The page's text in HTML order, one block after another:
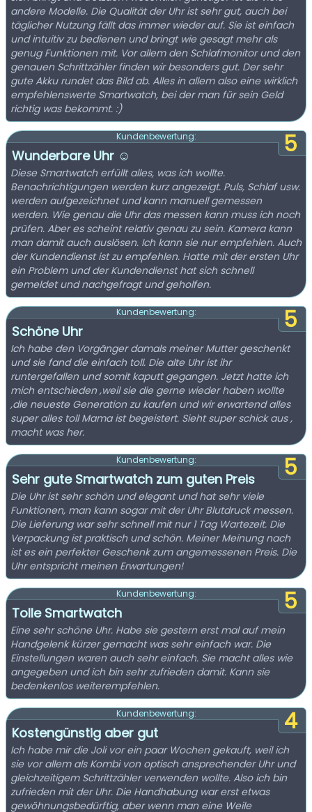
andere Modelle. Die Qualität der Uhr ist sehr gut, auch bei
täglicher Nutzung fällt das immer wieder auf. Sie ist einfach
und intuitiv zu bedienen und bringt wie gesagt mehr als
genug Funktionen mit. Vor allem den Schlafmonitor und den
genauen Schrittzähler finden wir besonders gut. Der sehr
gute Akku rundet das Bild ab. Alles in allem also eine wirklich
empfehlenswerte Smartwatch, bei der man für sein Geld
richtig was bekommt. :)
5
Kundenbewertung:
Wunderbare Uhr ☺️
Diese Smartwatch erfüllt alles, was ich wollte.
Benachrichtigungen werden kurz angezeigt. Puls, Schlaf usw.
werden aufgezeichnet und kann manuell gemessen
werden. Wie genau die Uhr das messen kann muss ich noch
prüfen. Aber es scheint relativ genau zu sein. Kamera kann
man damit auch auslösen. Ich kann sie nur empfehlen. Auch
der Kundendienst ist zu empfehlen. Hatte mit der ersten Uhr
ein Problem und der Kundendienst hat sich schnell
gemeldet und nachgefragt und geholfen.
5
Kundenbewertung:
Schöne Uhr
Ich habe den Vorgänger damals meiner Mutter geschenkt
und sie fand die einfach toll. Die alte Uhr ist ihr
runtergefallen und somit kaputt gegangen. Jetzt hatte ich
mich entschieden ,weil sie die gerne wieder haben wollte
,die neueste Generation zu kaufen und wir erwartend alles
super alles toll Mama ist begeistert. Sieht super schick aus ,
macht was her.
5
Kundenbewertung:
Sehr gute Smartwatch zum guten Preis
Die Uhr ist sehr schön und elegant und hat sehr viele
Funktionen, man kann sogar mit der Uhr Blutdruck messen.
Die Lieferung war sehr schnell mit nur 1 Tag Wartezeit. Die
Verpackung ist praktisch und schön. Meiner Meinung nach
ist es ein perfekter Geschenk zum angemessenen Preis. Die
Uhr entspricht meinen Erwartungen!
5
Kundenbewertung:
Tolle Smartwatch
Eine sehr schöne Uhr. Habe sie gestern erst mal auf mein
Handgelenk kürzer gemacht was sehr einfach war. Die
Einstellungen waren auch sehr einfach. Sie macht alles wie
angegeben und ich bin sehr zufrieden damit. Kann sie
bedenkenlos weiterempfehlen.
4
Kundenbewertung:
Kostengünstig aber gut
Ich habe mir die Joli vor ein paar Wochen gekauft, weil ich
sie vor allem als Kombi von optisch ansprechender Uhr und
gleichzeitigem Schrittzähler verwenden wollte. Also ich bin
zufrieden mit der Uhr. Die Handhabung war erst etwas
gewöhnungsbedürftig, aber wenn man eine Weile